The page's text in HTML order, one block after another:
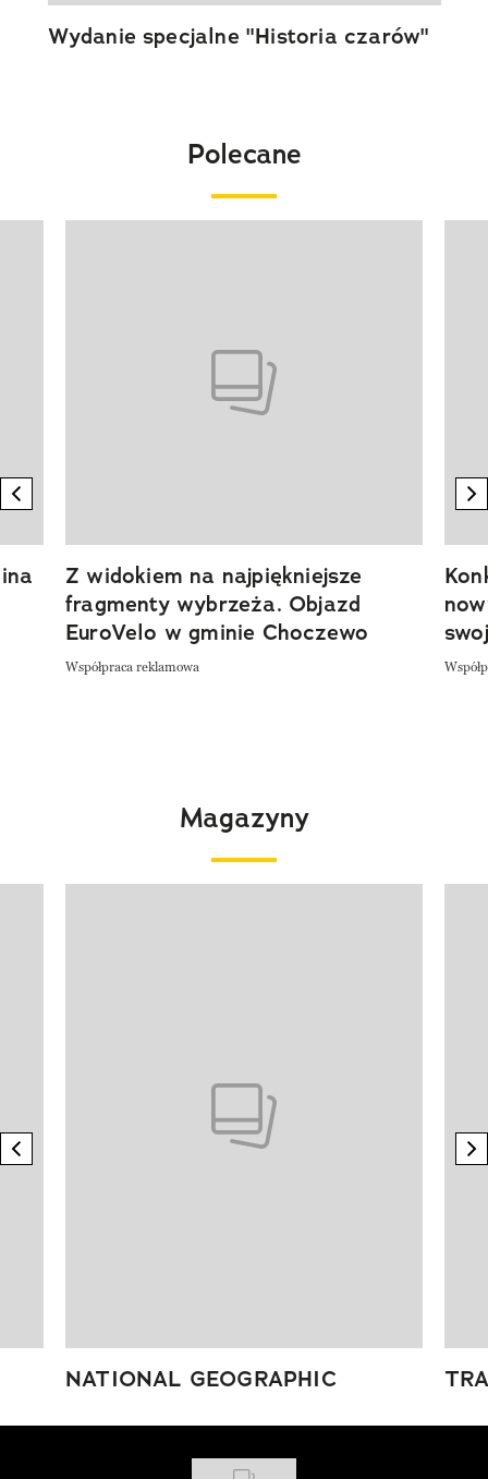
Wydanie specjalne "Historia czarów"
Polecane
previous element
Z widokiem na najpiękniejsze
fragmenty wybrzeża. Objazd
EuroVelo w gminie Choczewo
Współpraca reklamowa
Magazyny
previous element
NATIONAL GEOGRAPHIC